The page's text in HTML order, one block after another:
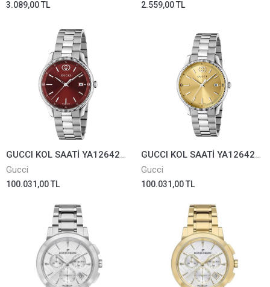
3.089,00 TL 2.559,00 TL
GUCCI KOL SAATİ YA1264239
Gucci
100.031,00 TL
GUCCI KOL SAATİ YA1264234
Gucci
100.031,00 TL